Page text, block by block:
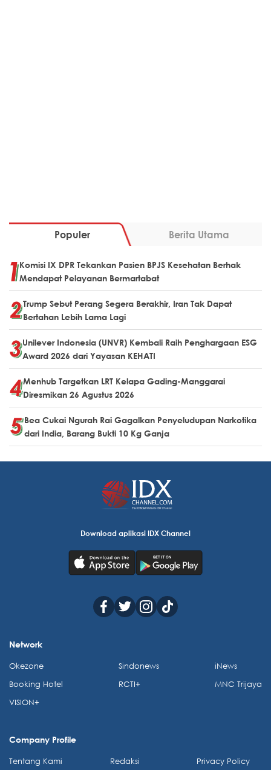
Populer Berita Utama
Komisi IX DPR Tekankan Pasien BPJS Kesehatan Berhak
Mendapat Pelayanan Bermartabat
Trump Sebut Perang Segera Berakhir, Iran Tak Dapat
Bertahan Lebih Lama Lagi
Unilever Indonesia (UNVR) Kembali Raih Penghargaan ESG
Award 2026 dari Yayasan KEHATI
Menhub Targetkan LRT Kelapa Gading-Manggarai
Diresmikan 26 Agustus 2026
Bea Cukai Ngurah Rai Gagalkan Penyeludupan Narkotika
dari India, Barang Bukti 10 Kg Ganja
Download aplikasi IDX Channel
Network
Okezone
Booking Hotel
VISION+
Sindonews
RCTI+
iNews
MNC Trijaya
Company Profile
Tentang Kami Redaksi Privacy Policy